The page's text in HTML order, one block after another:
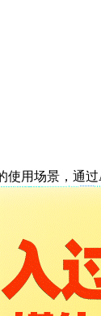
用场景，通过